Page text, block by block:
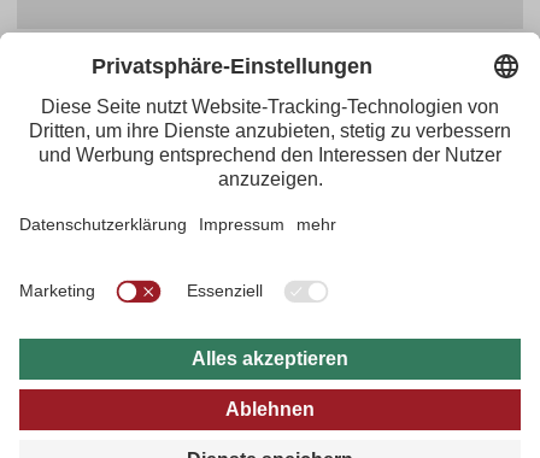
Tirol Werbung
Maria-Theresien-Straße 55 · 6020 Innsbruck
+43.512.5320-656· presse@tirol.at
RSS-Feeds
Impressum
Datenschutzerklärung
Barrierefreiheitserklärung
AGBs
FAQs
B2B
Instagram